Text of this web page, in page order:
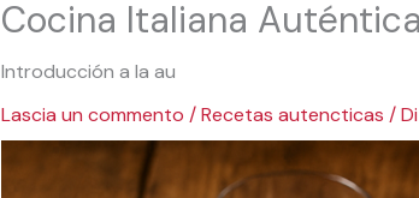
Cocina Italiana
Introducción a la au
Lascia un commento /Recetas autencticas / Di